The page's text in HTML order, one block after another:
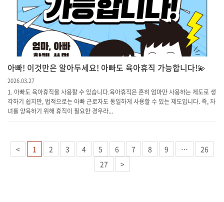
아빠! 이것만은 알아두세요! 아빠도 육아휴직 가능합니다!💫
2026.03.27
1. 아빠도 육아휴직을 사용할 수 있습니다.육아휴직은 흔히 엄마만 사용하는 제도로 생
각하기 쉽지만, 법적으로는 아빠 근로자도 동일하게 사용할 수 있는 제도입니다. 즉, 자
녀를 양육하기 위해 휴직이 필요한 경우라...
< 1 2 3 4 5 6 7 8 9 …
26
27
>